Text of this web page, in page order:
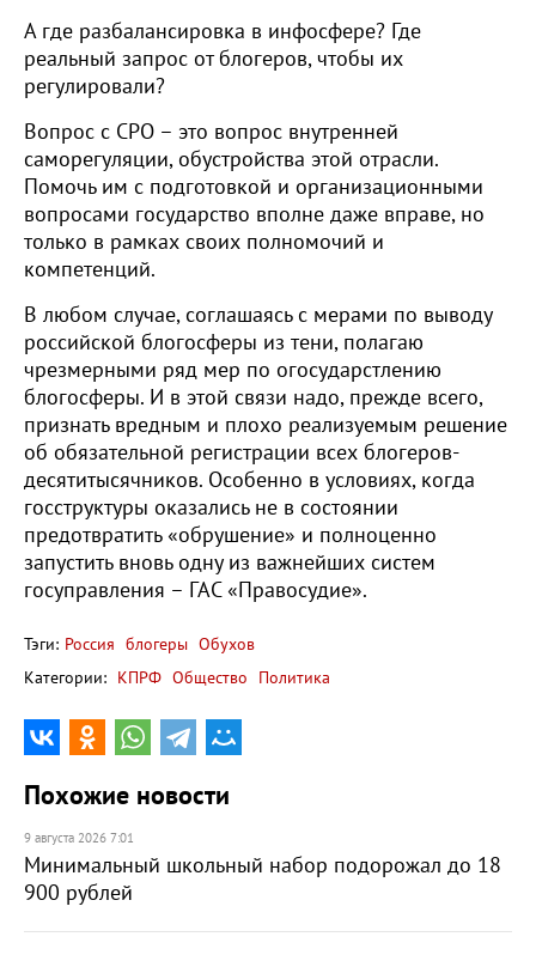
А где разбалансировка в инфосфере? Где
реальный запрос от блогеров, чтобы их
регулировали?
Вопрос с СРО – это вопрос внутренней
саморегуляции, обустройства этой отрасли.
Помочь им с подготовкой и организационными
вопросами государство вполне даже вправе, но
только в рамках своих полномочий и
компетенций.
В любом случае, соглашаясь с мерами по выводу
российской блогосферы из тени, полагаю
чрезмерными ряд мер по огосударстлению
блогосферы. И в этой связи надо, прежде всего,
признать вредным и плохо реализуемым решение
об обязательной регистрации всех блогеров-
десятитысячников. Особенно в условиях, когда
госструктуры оказались не в состоянии
предотвратить «обрушение» и полноценно
запустить вновь одну из важнейших систем
госуправления – ГАС «Правосудие».
Тэги: Россия блогеры Обухов
Категории: КПРФ Общество Политика
Похожие новости
9 августа 2026 7:01
Минимальный школьный набор подорожал до 18
900 рублей